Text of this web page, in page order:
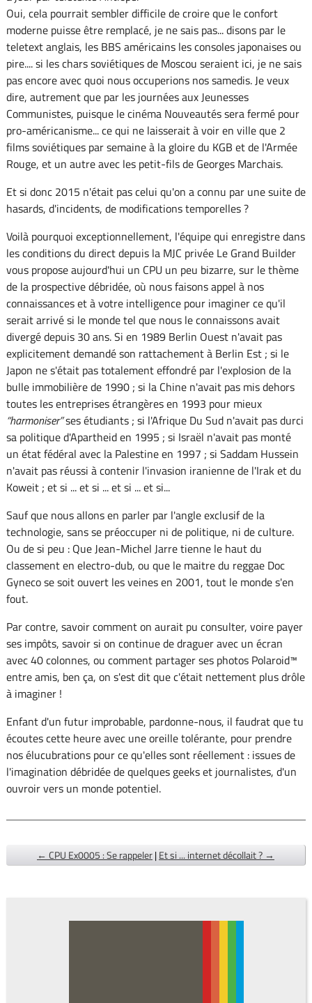
Oui, cela pourrait sembler difficile de croire que le confort
moderne puisse être remplacé, je ne sais pas... disons par le
teletext anglais, les BBS américains les consoles japonaises ou
pire.... si les chars soviétiques de Moscou seraient ici, je ne sais
pas encore avec quoi nous occuperions nos samedis. Je veux
dire, autrement que par les journées aux Jeunesses
Communistes, puisque le cinéma Nouveautés sera fermé pour
pro-américanisme... ce qui ne laisserait à voir en ville que 2
films soviétiques par semaine à la gloire du KGB et de l'Armée
Rouge, et un autre avec les petit-fils de Georges Marchais.
Et si donc 2015 n'était pas celui qu'on a connu par une suite de
hasards, d'incidents, de modifications temporelles ?
Voilà pourquoi exceptionnellement, l'équipe qui enregistre dans
les conditions du direct depuis la MJC privée Le Grand Builder
vous propose aujourd'hui un CPU un peu bizarre, sur le thème
de la prospective débridée, où nous faisons appel à nos
connaissances et à votre intelligence pour imaginer ce qu'il
serait arrivé si le monde tel que nous le connaissons avait
divergé depuis 30 ans. Si en 1989 Berlin Ouest n'avait pas
explicitement demandé son rattachement à Berlin Est ; si le
Japon ne s'était pas totalement effondré par l'explosion de la
bulle immobilière de 1990 ; si la Chine n'avait pas mis dehors
toutes les entreprises étrangères en 1993 pour mieux
harmoniser ses étudiants ; si l'Afrique Du Sud n'avait pas durci
sa politique d'Apartheid en 1995 ; si Israël n'avait pas monté
un état fédéral avec la Palestine en 1997 ; si Saddam Hussein
n'avait pas réussi à contenir l'invasion iranienne de l'Irak et du
Koweit ; et si ... et si ... et si ... et si...
Sauf que nous allons en parler par l'angle exclusif de la
technologie, sans se préoccuper ni de politique, ni de culture.
Ou de si peu : Que Jean-Michel Jarre tienne le haut du
classement en electro-dub, ou que le maitre du reggae Doc
Gyneco se soit ouvert les veines en 2001, tout le monde s'en
fout.
Par contre, savoir comment on aurait pu consulter, voire payer
ses impôts, savoir si on continue de draguer avec un écran
avec 40 colonnes, ou comment partager ses photos Polaroid™
entre amis, ben ça, on s'est dit que c'était nettement plus drôle
à imaginer !
Enfant d'un futur improbable, pardonne-nous, il faudrat que tu
écoutes cette heure avec une oreille tolérante, pour prendre
nos élucubrations pour ce qu'elles sont réellement : issues de
l'imagination débridée de quelques geeks et journalistes, d'un
ouvroir vers un monde potentiel.
← CPU Ex0005 : Se rappeler|Et si ... internet décollait ? →